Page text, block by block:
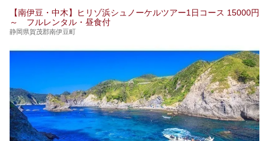
【南伊豆・中木】ヒリゾ浜シュノーケルツアー1日コース 15000円
～ フルレンタル・昼食付
静岡県賀茂郡南伊豆町